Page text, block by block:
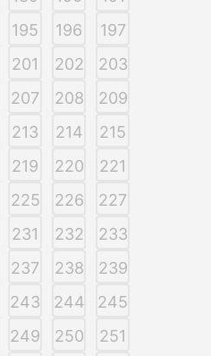
195 196
197
201 202
203
207 208
209
213 214
215
219 220
221
225 226
227
231 232
233
237 238
239
243 244
245
249 250
251